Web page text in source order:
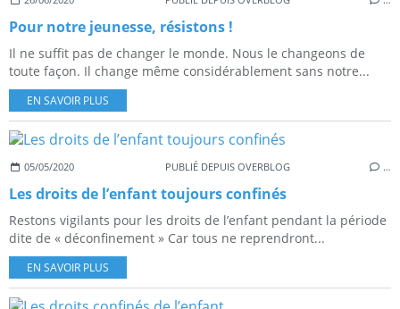
Pour notre jeunesse, résistons !
Il ne suffit pas de changer le monde. Nous le changeons de
toute façon. Il change même considérablement sans notre...
EN SAVOIR PLUS
05/05/2020 PUBLIÉ DEPUIS OVERBLOG …
Les droits de l’enfant toujours confinés
Restons vigilants pour les droits de l’enfant pendant la période
dite de « déconfinement » Car tous ne reprendront...
EN SAVOIR PLUS